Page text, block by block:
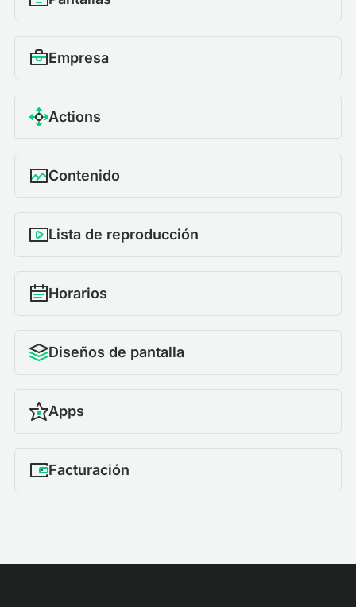
Empresa
Actions
Contenido
Lista de reproducción
Horarios
Diseños de pantalla
Apps
Facturación